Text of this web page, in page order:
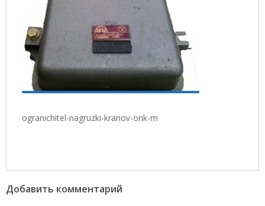
ogranichitel-nagruzki-kranov-onk-m
Добавить комментарий